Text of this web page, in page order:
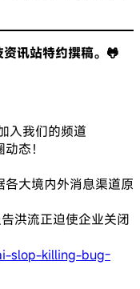
资讯站特约撰稿。🐸️
入我们的频道
态！
大境内外消息渠道原
洪流正迫使企业关闭
slop-killing-bug-